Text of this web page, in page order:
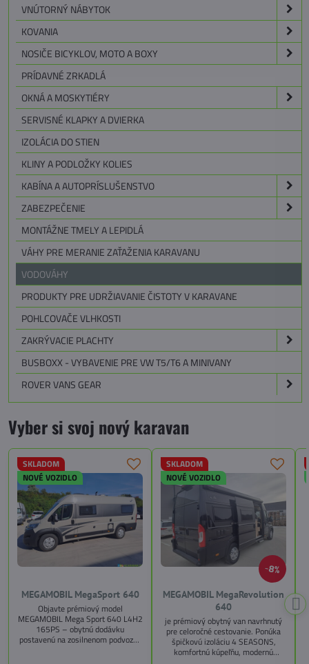
VNÚTORNÝ NÁBYTOK
KOVANIA
NOSIČE BICYKLOV, MOTO A BOXY
PRÍDAVNÉ ZRKADLÁ
OKNÁ A MOSKYTIÉRY
SERVISNÉ KLAPKY A DVIERKA
IZOLÁCIA DO STIEN
KLINY A PODLOŽKY KOLIES
KABÍNA A AUTOPRÍSLUŠENSTVO
ZABEZPEČENIE
MONTÁŽNE TMELY A LEPIDLÁ
VÁHY PRE MERANIE ZAŤAŽENIA KARAVANU
VODOVÁHY
PRODUKTY PRE UDRŽIAVANIE ČISTOTY V KARAVANE
POHLCOVAČE VLHKOSTI
ZAKRÝVACIE PLACHTY
BUSBOXX - VYBAVENIE PRE VW T5/T6 A MINIVANY
ROVER VANS GEAR
Vyber si svoj nový karavan
SKLADOM
NOVÉ VOZIDLO
MEGAMOBIL MegaSport 640
Objavte prémiový model
MEGAMOBIL Mega Sport 640 L4H2
165PS – obytnú dodávku
postavenú na zosilnenom podvozku
8%
SKLADOM
NOVÉ VOZIDLO
MEGAMOBIL MegaRevolution
640
je prémiový obytný van navrhnutý
pre celoročné cestovanie. Ponúka
špičkovú izoláciu 4 SEASONS,
komfortnú kúpeľňu, modernú